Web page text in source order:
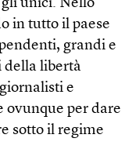
gli unici. Nello
in tutto il paese
grandi e
della libertà
e
ovunque per dare
sotto il regime